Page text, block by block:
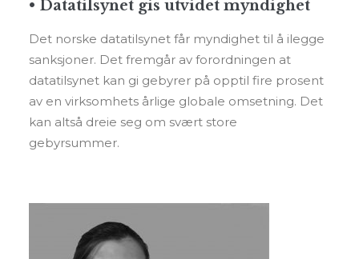
• Datatilsynet gis utvidet myndighet
Det norske datatilsynet får myndighet til å ilegge
sanksjoner. Det fremgår av forordningen at
datatilsynet kan gi gebyrer på opptil fire prosent
av en virksomhets årlige globale omsetning. Det
kan altså dreie seg om svært store
gebyrsummer.